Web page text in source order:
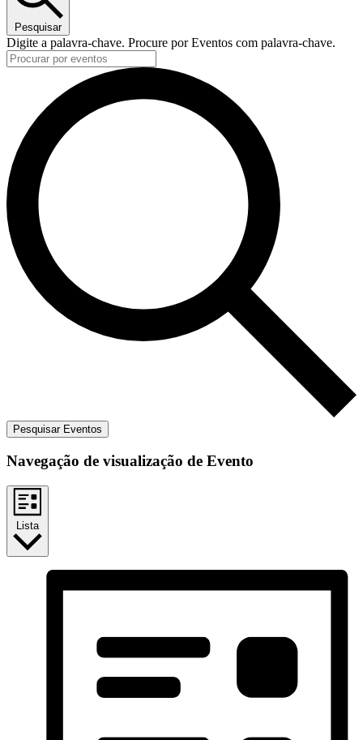
Pesquisar
Digite a palavra-chave. Procure por Eventos com palavra-chave.
Pesquisar Eventos
Navegação de visualização de Evento
Lista